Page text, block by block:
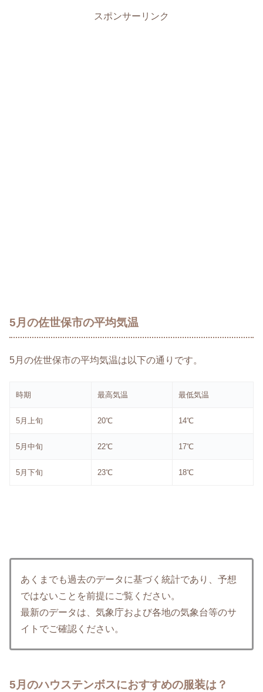
スポンサーリンク
5月の佐世保市の平均気温
5月の佐世保市の平均気温は以下の通りです。
時期 最高気温 最低気温
5月上旬 20℃ 14℃
5月中旬 22℃ 17℃
5月下旬 23℃ 18℃
あくまでも過去のデータに基づく統計であり、予想
ではないことを前提にご覧ください。
最新のデータは、気象庁および各地の気象台等のサ
イトでご確認ください。
5月のハウステンボスにおすすめの服装は？